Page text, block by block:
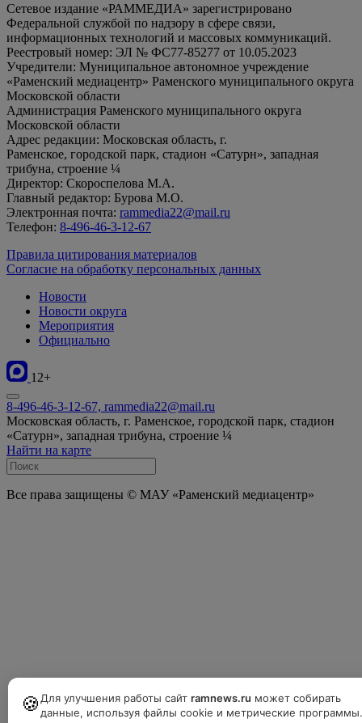
Сетевое издание «РАММЕДИА» зарегистрировано
Федеральной службой по надзору в сфере связи,
информационных технологий и массовых коммуникаций.
Реестровый номер: ЭЛ № ФС77-85277 от 10.05.2023
Учредители: Муниципальное автономное учреждение
«Раменский медиацентр» Раменского муниципального округа
Московской области
Администрация Раменского муниципального округа
Московской области
Адрес редакции: Московская область, г.
Раменское, городской парк, стадион «Сатурн», западная
трибуна, строение ¼
Директор: Скороспелова М.А.
Главный редактор: Бурова М.О.
Электронная почта: rammedia22@mail.ru
Телефон: 8-496-46-3-12-67
Правила цитирования материалов
Согласие на обработку персональных данных
Новости
Новости округа
Мероприятия
Официально
12+
8-496-46-3-12-67, rammedia22@mail.ru
Московская область, г. Раменское, городской парк, стадион
«Сатурн», западная трибуна, строение ¼
Найти на карте
Все права защищены © МАУ «Раменский медиацентр»
🍪 Для улучшения работы сайт ramnews.ru может собирать
данные, используя файлы cookie и метрические программы.